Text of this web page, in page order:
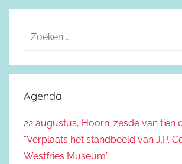
e
e
n
Agenda
22 augustus, Hoorn: zesde van tien
“Verplaats het standbeeld van J.P.
Westfries Museum”